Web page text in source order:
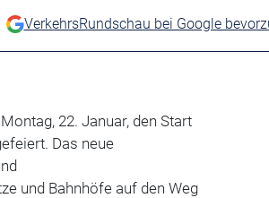
VerkehrsRundschau bei Google
22. Januar, den Start
Das neue
und Bahnhöfe auf den Weg